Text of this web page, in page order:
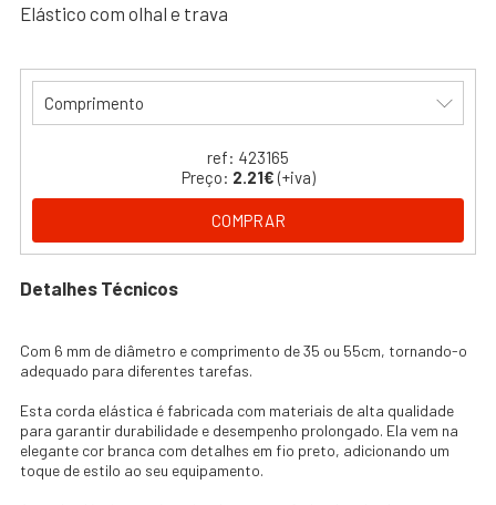
Elástico com olhal e trava
Comprimento
ref: 423165
Preço: 2.21€ (+iva)
COMPRAR
Detalhes Técnicos
Com 6 mm de diâmetro e comprimento de 35 ou 55cm, tornando-o
adequado para diferentes tarefas.
Esta corda elástica é fabricada com materiais de alta qualidade
para garantir durabilidade e desempenho prolongado. Ela vem na
elegante cor branca com detalhes em fio preto, adicionando um
toque de estilo ao seu equipamento.